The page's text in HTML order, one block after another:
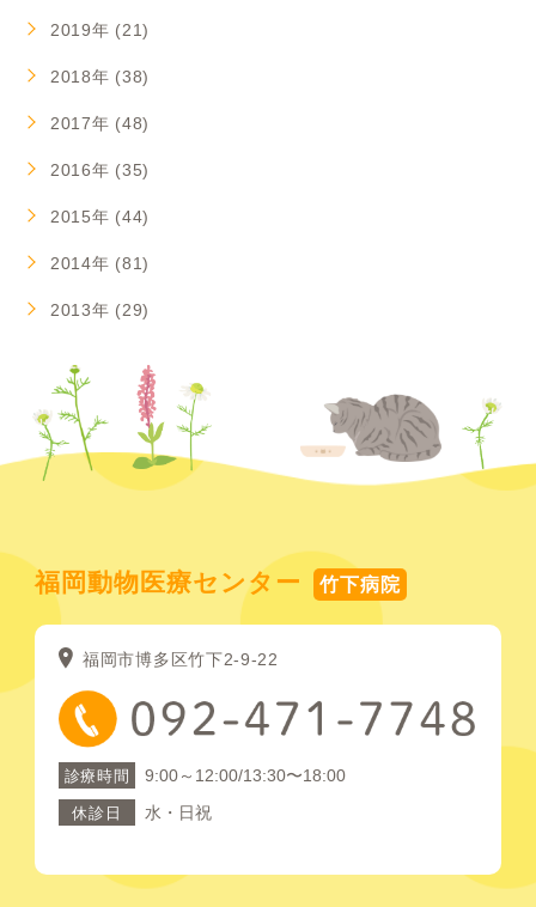
2019年 (21)
2018年 (38)
2017年 (48)
2016年 (35)
2015年 (44)
2014年 (81)
2013年 (29)
福岡動物医療センター 竹下病院
福岡市博多区竹下2-9-22
診療時間 9:00～12:00/13:30〜18:00
休診日 水・日祝